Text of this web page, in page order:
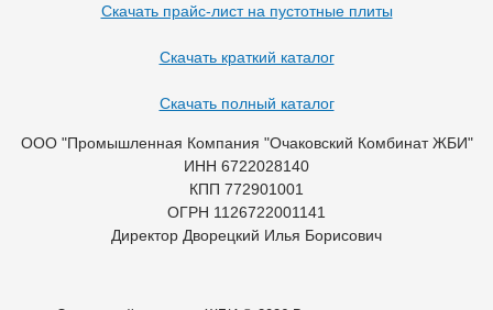
Скачать прайс-лист на пустотные плиты
Скачать краткий каталог
Скачать полный каталог
ООО "Промышленная Компания "Очаковский Комбинат ЖБИ"
ИНН 6722028140
КПП 772901001
ОГРН 1126722001141
Директор Дворецкий Илья Борисович